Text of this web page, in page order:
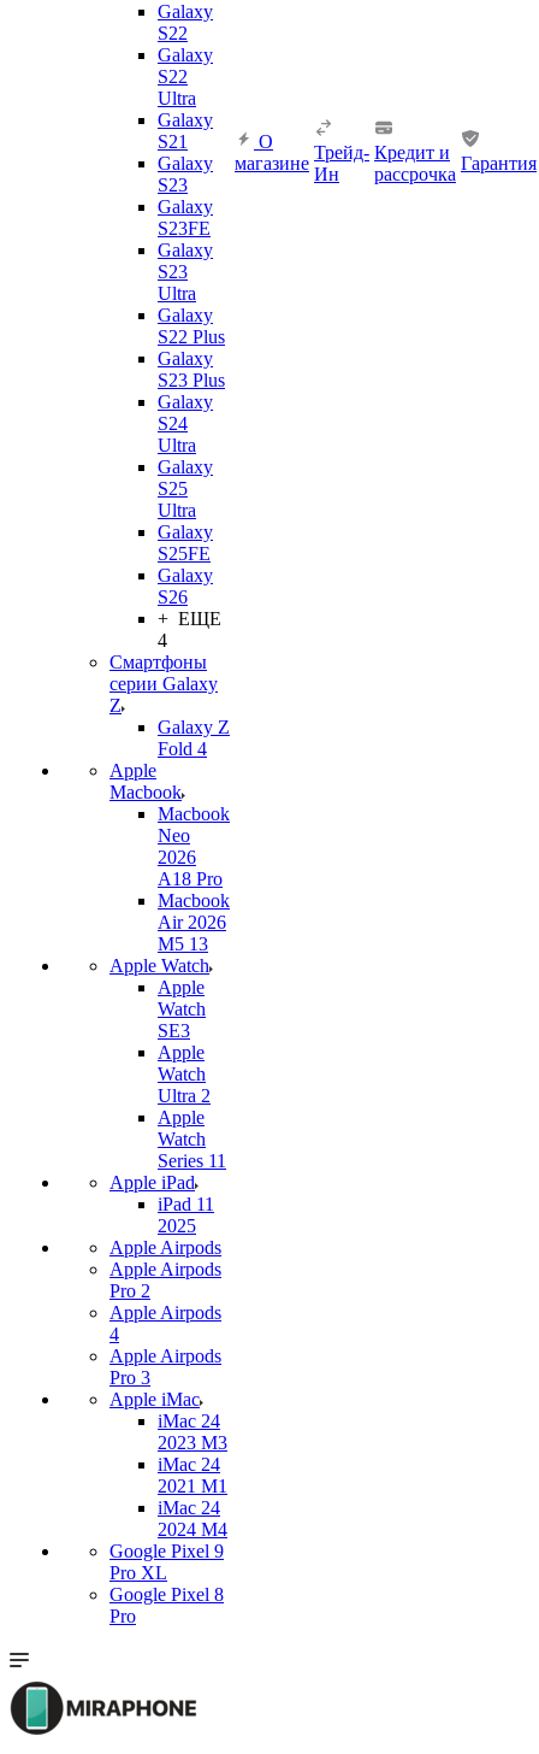
Galaxy
S22
Galaxy
S22
Ultra
Galaxy
S21
Galaxy
S23
Galaxy
S23FE
Galaxy
S23
Ultra
Galaxy
S22 Plus
Galaxy
S23 Plus
Galaxy
S24
Ultra
Galaxy
S25
Ultra
Galaxy
S25FE
Galaxy
S26
+ ЕЩЕ
4
Смартфоны
серии Galaxy
Z
Galaxy Z
Fold 4
Apple
Macbook
Macbook
Neo
2026
A18 Pro
Macbook
Air 2026
M5 13
Apple Watch
Apple
Watch
SE3
Apple
Watch
Ultra 2
Apple
Watch
Series 11
Apple iPad
iPad 11
2025
Apple Airpods
Apple Airpods
Pro 2
Apple Airpods
4
Apple Airpods
Pro 3
Apple iMac
iMac 24
2023 M3
iMac 24
2021 M1
iMac 24
2024 M4
Google Pixel 9
Pro XL
Google Pixel 8
Pro
О
магазине
Трейд-
Ин
Кредит и
рассрочка
Гарантия